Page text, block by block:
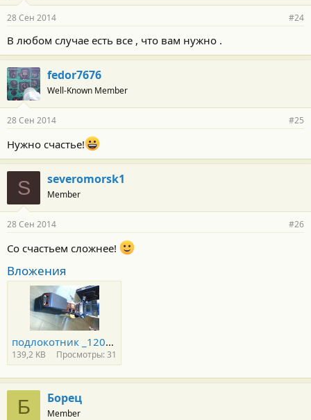
28 Сен 2014 #24
В любом случае есть все , что вам нужно .
fedor7676
Well-Known Member
28 Сен 2014 #25
Нужно счастье!
S severomorsk1
Member
28 Сен 2014 #26
Со счастьем сложнее!
Вложения
подлокотник _120045.jpg
139,2 KB Просмотры: 31
Б Борец
Member